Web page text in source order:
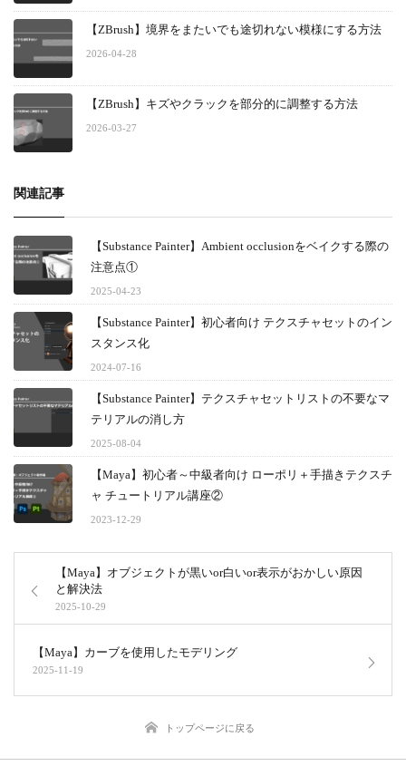
【ZBrush】境界をまたいでも途切れない模様にする方法
2026-04-28
【ZBrush】キズやクラックを部分的に調整する方法
2026-03-27
関連記事
【Substance Painter】Ambient occlusionをベイクする際の
注意点①
2025-04-23
【Substance Painter】初心者向け テクスチャセットのイン
スタンス化
2024-07-16
【Substance Painter】テクスチャセットリストの不要なマ
テリアルの消し方
2025-08-04
【Maya】初心者～中級者向け ローポリ＋手描きテクスチ
ャ チュートリアル講座②
2023-12-29
【Maya】オブジェクトが黒いor白いor表示がおかしい原因
と解決法
2025-10-29
【Maya】カーブを使用したモデリング
2025-11-19
トップページに戻る